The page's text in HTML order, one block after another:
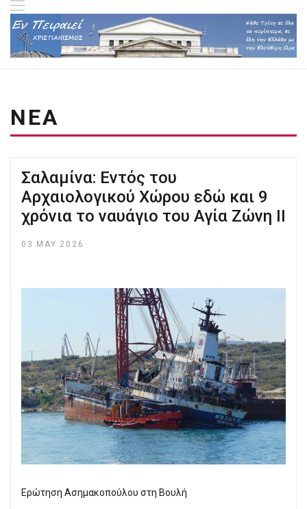
ΝΕΑ
Σαλαμίνα: Εντός του
Αρχαιολογικού Χώρου εδώ και 9
χρόνια το ναυάγιο του Αγία Ζώνη ΙΙ
03 MAY 2026
Ερώτηση Ασημακοπούλου στη Βουλή